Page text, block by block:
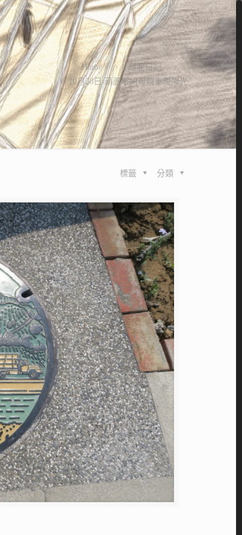
Home
阿龍日記
10月28日 葫蘆墩的母親重現陽光
分類
標籤